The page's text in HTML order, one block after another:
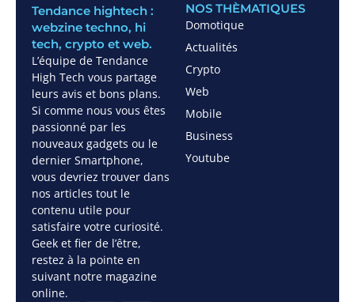
Tendance hightech :
webzine techno, hi
tech, crypto et web.
L’équipe de Tendance
High Tech vous partage
leurs avis et bons plans.
Si comme nous vous êtes
passionné par les
nouveaux gadgets ou le
dernier Smartphone,
vous devriez trouver dans
nos articles tout le
contenu utile pour
satisfaire votre curiosité.
Geek et fier de l’être,
restez à la pointe en
suivant notre magazine
online.
NOS THÈMATIQUES
Domotique
Actualités
Crypto
Web
Mobile
Business
Youtube